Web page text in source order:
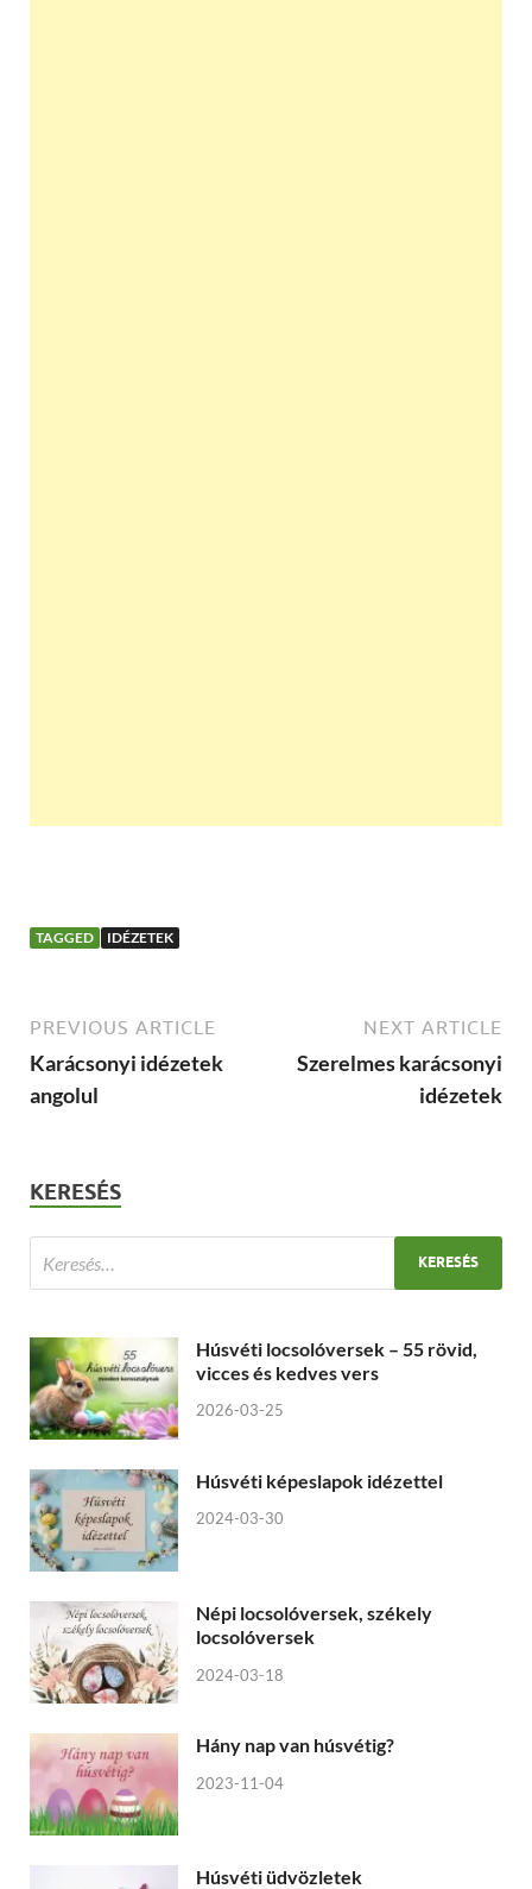
TAGGED IDÉZETEK
PREVIOUS ARTICLE
Karácsonyi idézetek
angolul
NEXT ARTICLE
Szerelmes karácsonyi
idézetek
KERESÉS
Húsvéti locsolóversek – 55 rövid,
vicces és kedves vers
2026-03-25
Húsvéti képeslapok idézettel
2024-03-30
Népi locsolóversek, székely
locsolóversek
2024-03-18
Hány nap van húsvétig?
2023-11-04
Húsvéti üdvözletek